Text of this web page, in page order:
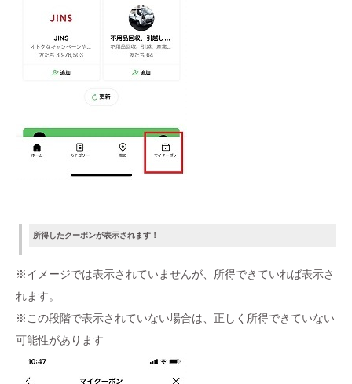
所得したクーポンが表示されます！
※イメージでは表示されていませんが、所得できていれば表示さ
れます。
※この段階で表示されていない場合は、正しく所得できていない
可能性があります